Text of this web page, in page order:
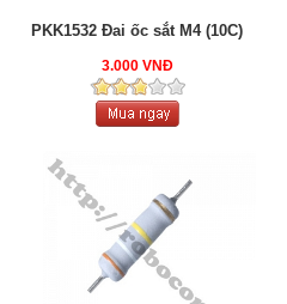
PKK1532 Đai ốc sắt M4 (10C)
3.000 VNĐ